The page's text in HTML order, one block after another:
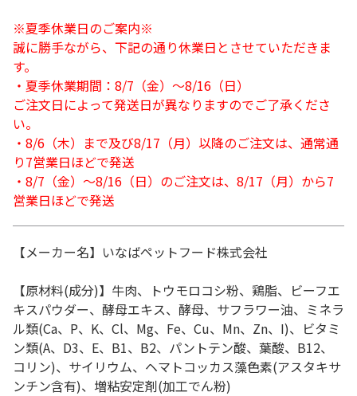
※夏季休業日のご案内※
誠に勝手ながら、下記の通り休業日とさせていただきま
す。
・夏季休業期間：8/7（金）～8/16（日）
ご注文日によって発送日が異なりますのでご了承くださ
い。
・8/6（木）まで及び8/17（月）以降のご注文は、通常通
り7営業日ほどで発送
・8/7（金）～8/16（日）のご注文は、8/17（月）から7
営業日ほどで発送
【メーカー名】いなばペットフード株式会社
【原材料(成分)】牛肉、トウモロコシ粉、鶏脂、ビーフエ
キスパウダー、酵母エキス、酵母、サフラワー油、ミネラ
ル類(Ca、P、K、Cl、Mg、Fe、Cu、Mn、Zn、I)、ビタミ
ン類(A、D3、E、B1、B2、パントテン酸、葉酸、B12、
コリン)、サイリウム、ヘマトコッカス藻色素(アスタキサ
ンチン含有)、増粘安定剤(加工でん粉)